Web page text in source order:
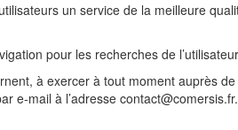
un service de la meilleure
pour les recherches de
à exercer à tout moment auprès de
e-mail à l’adresse contact@comersis.fr.